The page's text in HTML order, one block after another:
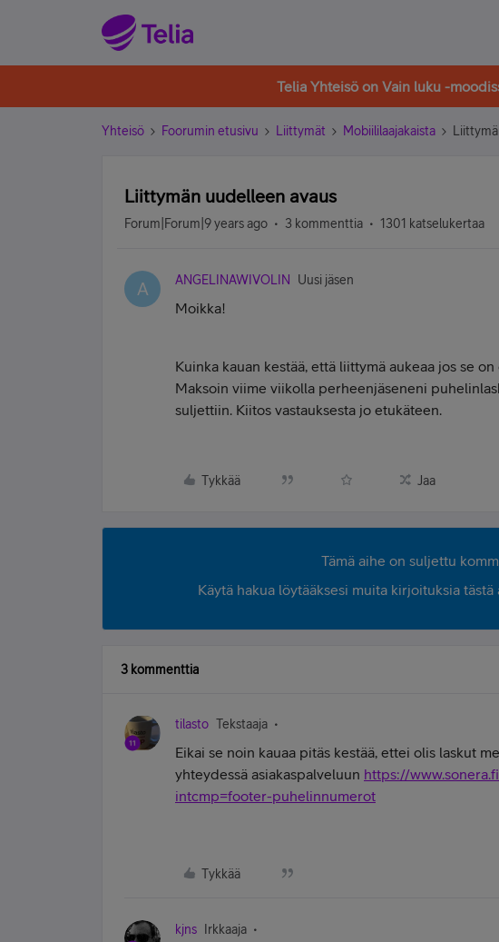
Telia Yhteisö on Vain luku -
Yhteisö Foorumin etusivu Liittymät Mobiililaajakaista
Liittymän uudelleen avaus
Forum|Forum|9 years ago 3 kommenttia 1301 katselukertaa
A ANGELINAWIVOLIN Uusi jäsen
Moikka!
Kuinka kauan kestää, että liittymä aukeaa jos se
Maksoin viime viikolla perheenjäseneni
suljettiin. Kiitos vastauksesta jo etukäteen.
Tykkää Jaa
Tämä aihe on suljettu
Käytä hakua löytääksesi muita kirjoituksia
3 kommenttia
tilasto Tekstaaja
Eikai se noin kauaa pitäs kestää, ettei olis laskut
yhteydessä asiakaspalveluun https://
intcmp=footer-puhelinnumerot
Tykkää
kjns Irkkaaja